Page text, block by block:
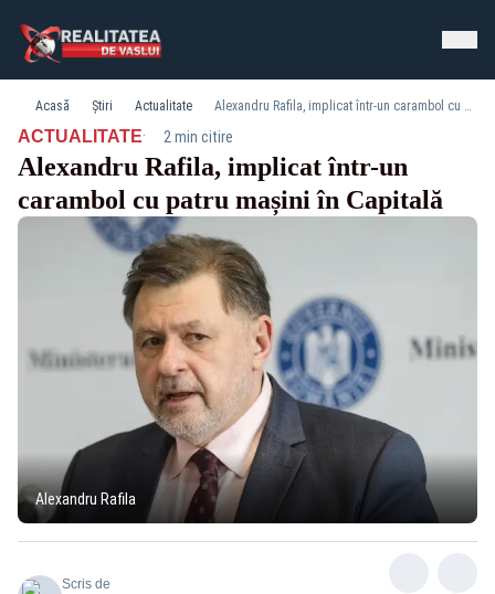
Acasă Știri Actualitate Alexandru Rafila, implicat într-un carambol cu patru mașini în Capitală
ACTUALITATE· 2 min citire
Alexandru Rafila, implicat într-un
carambol cu patru mașini în Capitală
Alexandru Rafila
Scris de